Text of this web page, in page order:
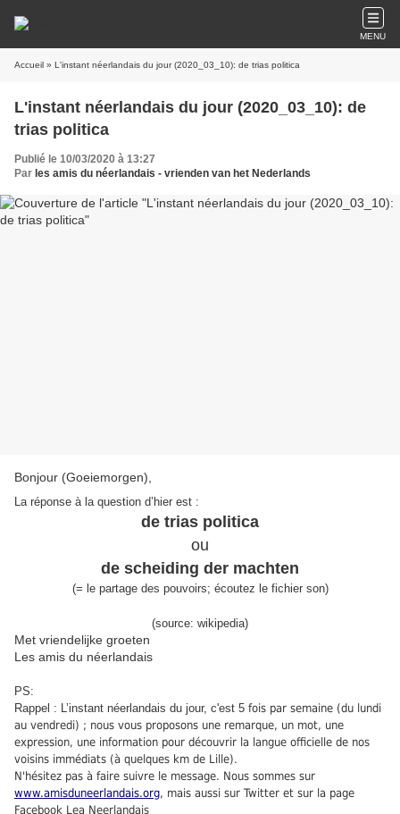
MENU
Accueil » L'instant néerlandais du jour (2020_03_10): de trias politica
L'instant néerlandais du jour (2020_03_10): de
trias politica
Publié le 10/03/2020 à 13:27
Par les amis du néerlandais - vrienden van het Nederlands
Bonjour (Goeiemorgen),
La réponse à la question d’hier est :
de trias politica
ou
de scheiding der machten
(= le partage des pouvoirs; écoutez le fichier son)
(source: wikipedia)
Met vriendelijke groeten
Les amis du néerlandais
PS:
Rappel : L’instant néerlandais du jour, c'est 5 fois par semaine (du lundi
au vendredi) ; nous vous proposons une remarque, un mot, une
expression, une information pour découvrir la langue officielle de nos
voisins immédiats (à quelques km de Lille).
N'hésitez pas à faire suivre le message. Nous sommes sur
www.amisduneerlandais.org, mais aussi sur Twitter et sur la page
Facebook Lea Neerlandais